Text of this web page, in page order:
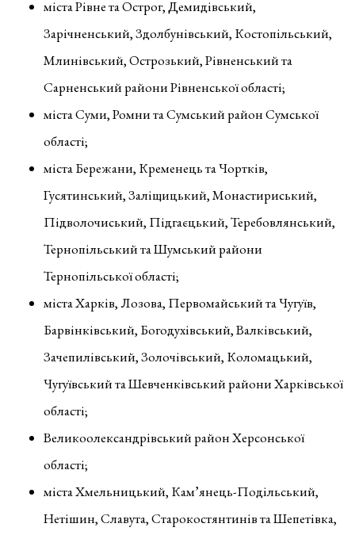
міста Рівне та Острог, Демидівський,
Зарічненський, Здолбунівський, Костопільський,
Млинівський, Острозький, Рівненський та
Сарненський райони Рівненської області;
міста Суми, Ромни та Сумський район Сумської
області;
міста Бережани, Кременець та Чортків,
Гусятинський, Заліщицький, Монастириський,
Підволочиський, Підгаєцький, Теребовлянський,
Тернопільський та Шумський райони
Тернопільської області;
міста Харків, Лозова, Первомайський та Чугуїв,
Барвінківський, Богодухівський, Валківський,
Зачепилівський, Золочівський, Коломацький,
Чугуївський та Шевченківський райони Харківської
області;
Великоолександрівський район Херсонської
області;
міста Хмельницький, Кам’янець-Подільський,
Нетішин, Славута, Старокостянтинів та Шепетівка,